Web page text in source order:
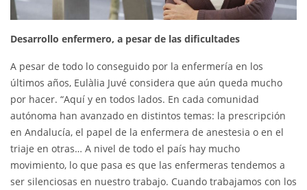
Desarrollo enfermero, a pesar de las dificultades
A pesar de todo lo conseguido por la enfermería en los
últimos años, Eulàlia Juvé considera que aún queda mucho
por hacer. “Aquí y en todos lados. En cada comunidad
autónoma han avanzado en distintos temas: la prescripción
en Andalucía, el papel de la enfermera de anestesia o en el
triaje en otras… A nivel de todo el país hay mucho
movimiento, lo que pasa es que las enfermeras tendemos a
ser silenciosas en nuestro trabajo. Cuando trabajamos con los